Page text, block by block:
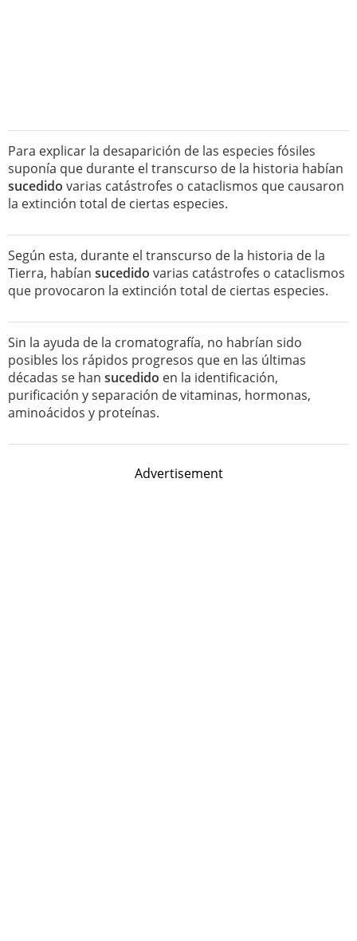
Para explicar la desaparición de las especies fósiles
suponía que durante el transcurso de la historia habían
sucedido varias catástrofes o cataclismos que causaron
la extinción total de ciertas especies.
Según esta, durante el transcurso de la historia de la
Tierra, habían sucedido varias catástrofes o cataclismos
que provocaron la extinción total de ciertas especies.
Sin la ayuda de la cromatografía, no habrían sido
posibles los rápidos progresos que en las últimas
décadas se han sucedido en la identificación,
purificación y separación de vitaminas, hormonas,
aminoácidos y proteínas.
Advertisement